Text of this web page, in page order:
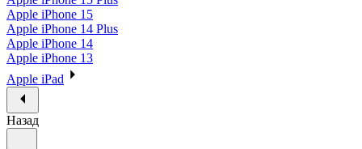
Apple iPhone 15
Apple iPhone 14 Plus
Apple iPhone 14
Apple iPhone 13
Apple iPad
Назад